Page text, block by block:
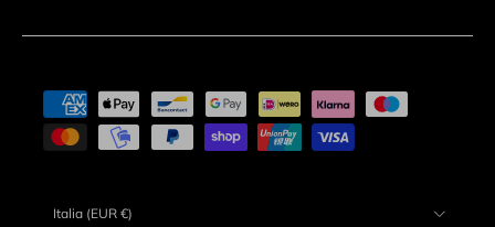
Italia (EUR €)